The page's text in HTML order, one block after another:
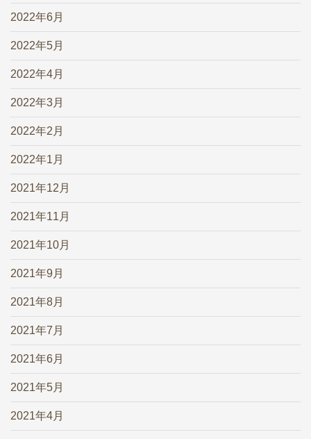
2022年6月
2022年5月
2022年4月
2022年3月
2022年2月
2022年1月
2021年12月
2021年11月
2021年10月
2021年9月
2021年8月
2021年7月
2021年6月
2021年5月
2021年4月